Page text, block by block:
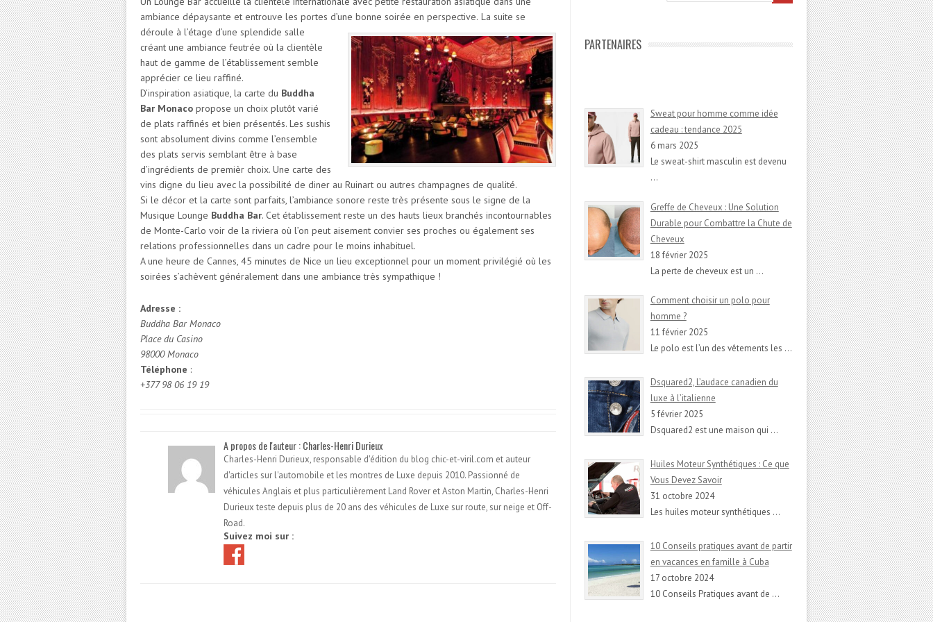
ambiance dépaysante et entrouve les portes d’une bonne soirée en perspective. La suite se
déroule à l’étage d’une splendide salle
créant une ambiance feutrée où la clientèle
haut de gamme de l’établissement semble
apprécier ce lieu raffiné.
D’inspiration asiatique, la carte du Buddha
Bar Monaco propose un choix plutôt varié
de plats raffinés et bien présentés. Les sushis
sont absolument divins comme l’ensemble
des plats servis semblant être à base
d’ingrédients de premièr choix. Une carte des
vins digne du lieu avec la possibilité de diner au Ruinart ou autres champagnes de qualité.
Si le décor et la carte sont parfaits, l’ambiance sonore reste très présente sous le signe de la
Musique Lounge Buddha Bar. Cet établissement reste un des hauts lieux branchés incontournables
de Monte-Carlo voir de la riviera où l’on peut aisement convier ses proches ou également ses
relations professionnelles dans un cadre pour le moins inhabituel.
A une heure de Cannes, 45 minutes de Nice un lieu exceptionnel pour un moment privilégié où les
soirées s’achèvent généralement dans une ambiance très sympathique !
Adresse :
Buddha Bar Monaco
Place du Casino
98000 Monaco
Téléphone :
+377 98 06 19 19
A propos de l'auteur : Charles-Henri Durieux
Charles-Henri Durieux, responsable d'édition du blog chic-et-viril.com et auteur
d'articles sur l'automobile et les montres de Luxe depuis 2010. Passionné de
véhicules Anglais et plus particulièrement Land Rover et Aston Martin, Charles-Henri
Durieux teste depuis plus de 20 ans des véhicules de Luxe sur route, sur neige et Off-
Road.
Suivez moi sur :
PARTENAIRES
Sweat pour homme comme idée
cadeau : tendance 2025
6 mars 2025
Le sweat-shirt masculin est devenu
…
Greffe de Cheveux : Une Solution
Durable pour Combattre la Chute de
Cheveux
18 février 2025
La perte de cheveux est un …
Comment choisir un polo pour
homme ?
11 février 2025
Le polo est l’un des vêtements les …
Dsquared2, L’audace canadien du
luxe à l’italienne
5 février 2025
Dsquared2 est une maison qui …
Huiles Moteur Synthétiques : Ce que
Vous Devez Savoir
31 octobre 2024
Les huiles moteur synthétiques …
10 Conseils pratiques avant de partir
en vacances en famille à Cuba
17 octobre 2024
10 Conseils Pratiques avant de …